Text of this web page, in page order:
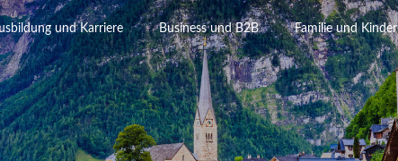
und Karriere Business und B2B Familie und Kinder